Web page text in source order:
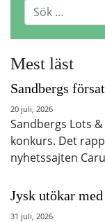
Mest läst
Sandbergs
20 juli, 2026
Sandbergs Lots
konkurs. Det
nyhetssajten
Jysk utökar
31 juli, 2026